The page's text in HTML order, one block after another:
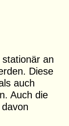
stationär an
Diese
auch
Auch die